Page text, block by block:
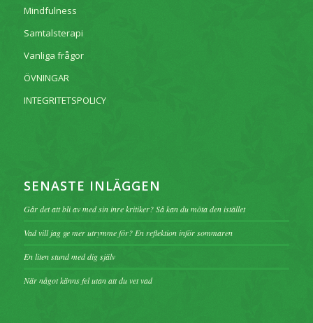
Mindfulness
Samtalsterapi
Vanliga frågor
ÖVNINGAR
INTEGRITETSPOLICY
SENASTE INLÄGGEN
Går det att bli av med sin inre kritiker? Så kan du möta den istället
Vad vill jag ge mer utrymme för? En reflektion inför sommaren
En liten stund med dig själv
När något känns fel utan att du vet vad